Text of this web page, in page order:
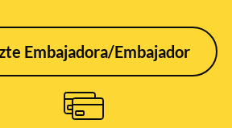
Embajadora/Embajador
no va a
compra a solo